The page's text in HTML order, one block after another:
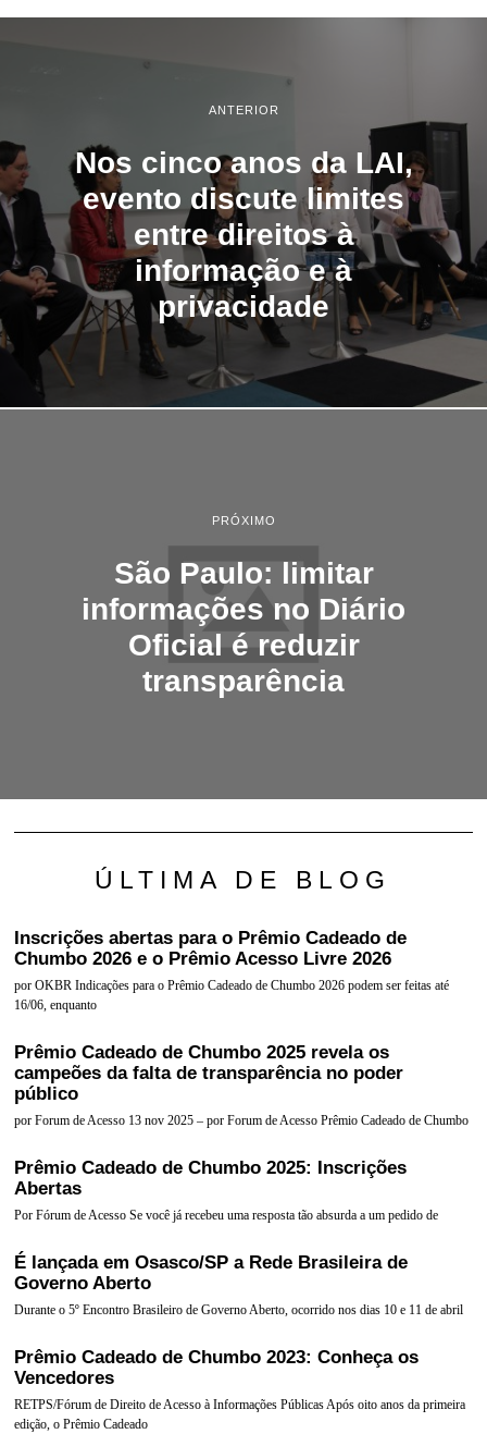
ANTERIOR
Nos cinco anos da LAI,
evento discute limites
entre direitos à
informação e à
privacidade
PRÓXIMO
São Paulo: limitar
informações no Diário
Oficial é reduzir
transparência
ÚLTIMA DE BLOG
Inscrições abertas para o Prêmio Cadeado de
Chumbo 2026 e o Prêmio Acesso Livre 2026
por OKBR Indicações para o Prêmio Cadeado de Chumbo 2026 podem ser feitas até
16/06, enquanto
Prêmio Cadeado de Chumbo 2025 revela os
campeões da falta de transparência no poder
público
por Forum de Acesso 13 nov 2025 – por Forum de Acesso Prêmio Cadeado de Chumbo
Prêmio Cadeado de Chumbo 2025: Inscrições
Abertas
Por Fórum de Acesso Se você já recebeu uma resposta tão absurda a um pedido de
É lançada em Osasco/SP a Rede Brasileira de
Governo Aberto
Durante o 5º Encontro Brasileiro de Governo Aberto, ocorrido nos dias 10 e 11 de abril
Prêmio Cadeado de Chumbo 2023: Conheça os
Vencedores
RETPS/Fórum de Direito de Acesso à Informações Públicas Após oito anos da primeira
edição, o Prêmio Cadeado